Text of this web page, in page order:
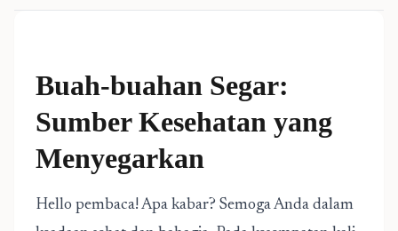
Buah-buahan Segar:
Sumber Kesehatan yang
Menyegarkan
Hello pembaca! Apa kabar? Semoga Anda dalam